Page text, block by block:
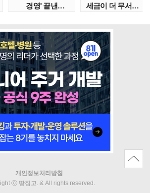
경영' 끝낸
세금이 더 무서워"
개인정보처리방침
ⓒ 땅집고. & All rights reserved.